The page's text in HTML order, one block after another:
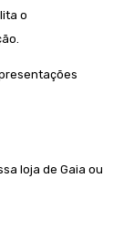
o
loja de Gaia ou